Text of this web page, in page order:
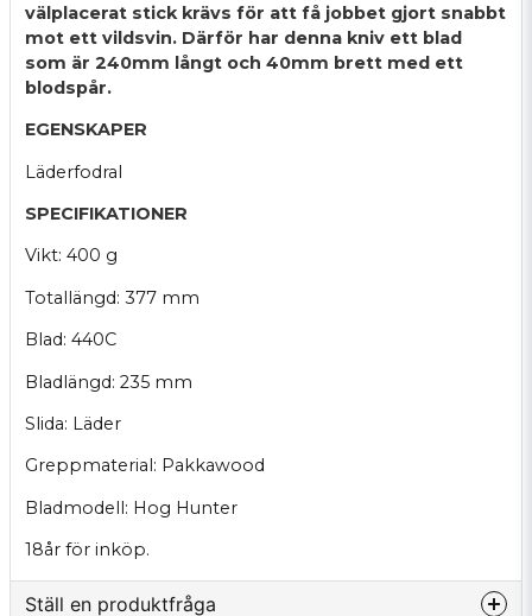
välplacerat stick krävs för att få jobbet gjort snabbt
mot ett vildsvin. Därför har denna kniv ett blad
som är 240mm långt och 40mm brett med ett
blodspår.
EGENSKAPER
Läderfodral
SPECIFIKATIONER
Vikt: 400 g
Totallängd: 377 mm
Blad: 440C
Bladlängd: 235 mm
Slida: Läder
Greppmaterial: Pakkawood
Bladmodell: Hog Hunter
18år för inköp.
Ställ en produktfråga